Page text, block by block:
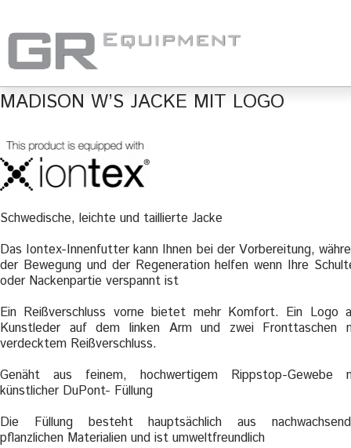
MADISON W’S JACKE MIT LOGO
Schwedische, leichte und taillierte Jacke
Das Iontex-Innenfutter kann Ihnen bei der Vorbereitung,
der Bewegung und der Regeneration helfen wenn Ihre
oder Nackenpartie verspannt ist
Ein Reißverschluss vorne bietet mehr Komfort. Ein Logo
Kunstleder auf dem linken Arm und zwei Fronttaschen
verdecktem Reißverschluss.
Genäht aus feinem, hochwertigem Rippstop-Gewebe
künstlicher DuPont- Füllung
Die Füllung besteht hauptsächlich aus
pflanzlichen Materialien und ist umweltfreundlich